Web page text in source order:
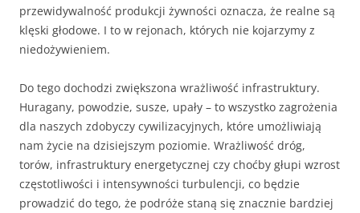
przewidywalność produkcji żywności oznacza, że realne są
klęski głodowe. I to w rejonach, których nie kojarzymy z
niedożywieniem.
Do tego dochodzi zwiększona wrażliwość infrastruktury.
Huragany, powodzie, susze, upały – to wszystko zagrożenia
dla naszych zdobyczy cywilizacyjnych, które umożliwiają
nam życie na dzisiejszym poziomie. Wrażliwość dróg,
torów, infrastruktury energetycznej czy choćby głupi wzrost
częstotliwości i intensywności turbulencji, co będzie
prowadzić do tego, że podróże staną się znacznie bardziej